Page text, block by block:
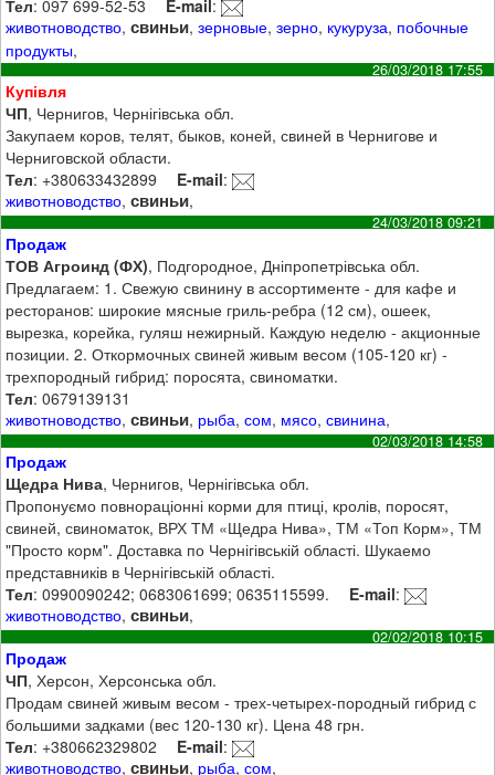
Тел: 097 699-52-53 E-mail:
животноводство,свиньи,зерновые,зерно, кукуруза, побочные
продукты,
26/03/2018 17:55
Купівля
ЧП, Чернигов, Чернігівська обл.
Закупаем коров, телят, быков, коней, свиней в Чернигове и
Черниговской области.
Тел: +380633432899 E-mail:
животноводство,свиньи,
24/03/2018 09:21
Продаж
ТОВ Агроинд (ФХ), Подгородное, Дніпропетрівська обл.
Предлагаем: 1. Свежую свинину в ассортименте - для кафе и
ресторанов: широкие мясные гриль-ребра (12 см), ошеек,
вырезка, корейка, гуляш нежирный. Каждую неделю - акционные
позиции. 2. Откормочных свиней живым весом (105-120 кг) -
трехпородный гибрид: поросята, свиноматки.
Тел: 0679139131​​​​
животноводство,свиньи, рыба,сом, мясо,свинина,
02/03/2018 14:58
Продаж
Щедра Нива, Чернигов, Чернігівська обл.
Пропонуємо повнораціонні корми для птиці, кролів, поросят,
свиней, свиноматок, ВРХ ТМ «Щедра Нива», ТМ «Топ Корм», ТМ
"Просто корм". Доставка по Чернігівській області. Шукаемо
представників в Чернігівській області.
Тел: 0990090242; 0683061699; 0635115599. E-mail:
животноводство,свиньи,
02/02/2018 10:15
Продаж
ЧП, Херсон, Херсонська обл.
Продам свиней живым весом - трех-четырех-породный гибрид с
большими задками (вес 120-130 кг). Цена 48 грн.
Тел: +380662329802 E-mail:
животноводство,свиньи, рыба,сом,